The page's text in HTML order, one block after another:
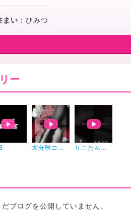
まい ： ひみつ
ー
大分県コンビ第４弾 りこたん作ってくれた(´;ω;｀)
だブログを公開していません。